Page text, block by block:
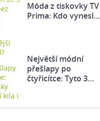
Móda z tiskovky TV
Prima: Kdo vynesl…
Největší módní
přešlapy po
čtyřicítce: Tyto 3…